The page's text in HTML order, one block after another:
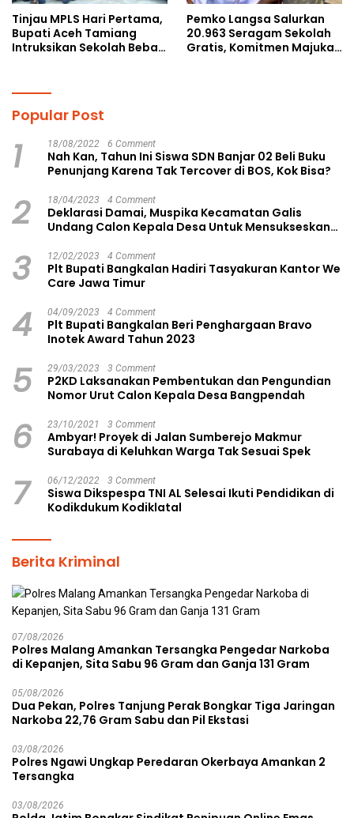
Tinjau MPLS Hari Pertama,
Bupati Aceh Tamiang
Intruksikan Sekolah Bebas
Pemko Langsa Salurkan
20.963 Seragam Sekolah
Gratis, Komitmen Majukan
Popular Post
1 18/08/2022 6 Comment
Nah Kan, Tahun Ini Siswa SDN Banjar 02 Beli Buku
Penunjang Karena Tak Tercover di BOS, Kok Bisa?
2 18/04/2023 4 Comment
Deklarasi Damai, Muspika Kecamatan Galis
Undang Calon Kepala Desa Untuk Mensukseskan
3 12/02/2023 4 Comment
Plt Bupati Bangkalan Hadiri Tasyakuran Kantor We
Care Jawa Timur
4 04/09/2023 4 Comment
Plt Bupati Bangkalan Beri Penghargaan Bravo
Inotek Award Tahun 2023
5 29/03/2023 3 Comment
P2KD Laksanakan Pembentukan dan Pengundian
Nomor Urut Calon Kepala Desa Bangpendah
6 23/10/2021 3 Comment
Ambyar! Proyek di Jalan Sumberejo Makmur
Surabaya di Keluhkan Warga Tak Sesuai Spek
7 06/12/2022 3 Comment
Siswa Dikspespa TNI AL Selesai Ikuti Pendidikan di
Kodikdukum Kodiklatal
Berita Kriminal
07/08/2026
Polres Malang Amankan Tersangka Pengedar Narkoba
di Kepanjen, Sita Sabu 96 Gram dan Ganja 131 Gram
05/08/2026
Dua Pekan, Polres Tanjung Perak Bongkar Tiga Jaringan
Narkoba 22,76 Gram Sabu dan Pil Ekstasi
03/08/2026
Polres Ngawi Ungkap Peredaran Okerbaya Amankan 2
Tersangka
03/08/2026